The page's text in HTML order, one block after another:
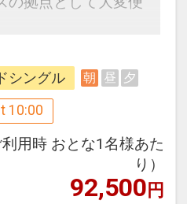
（公共交通機関利
ィ駅まで約20分
完備で、急なご宿泊
オススメです。
業時間：6：30～
串カツ、定番の和洋
たバラエティー豊か
シングル 朝 昼 夕
10:00
利用時 おとな1名様あた
り）
92,500円